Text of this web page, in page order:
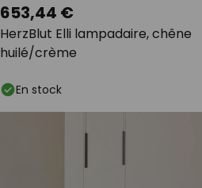
HerzBlut Elli lampadaire, chêne
huilé/crème
653,44 €
En stock